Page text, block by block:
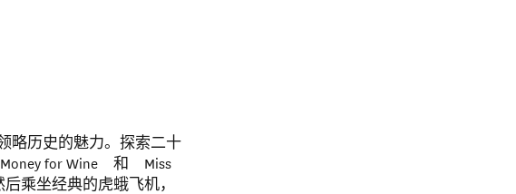
略历史的魅力。探索二十
for Wine 和 Miss
乘坐经典的虎蛾飞机，